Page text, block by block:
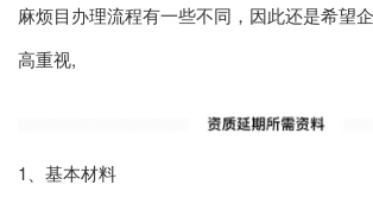
麻烦目办理流程有一些不同，因此还是希望
高重视,
1、基本材料